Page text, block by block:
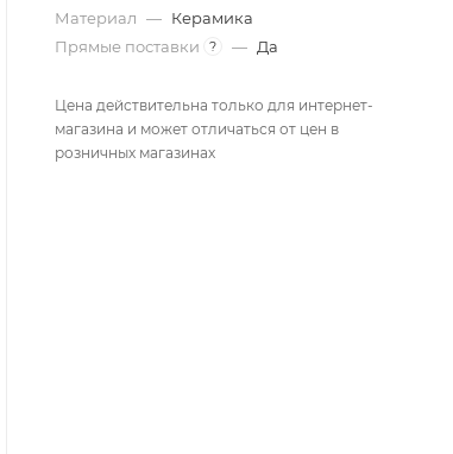
Материал — Керамика
Прямые поставки
? — Да
Цена действительна только для интернет-
магазина и может отличаться от цен в
розничных магазинах